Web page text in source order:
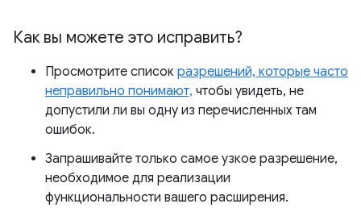
Как вы можете это исправить?
Просмотрите список разрешений, которые часто
неправильно понимают, чтобы увидеть, не
допустили ли вы одну из перечисленных там
ошибок.
Запрашивайте только самое узкое разрешение,
необходимое для реализации
функциональности вашего расширения.